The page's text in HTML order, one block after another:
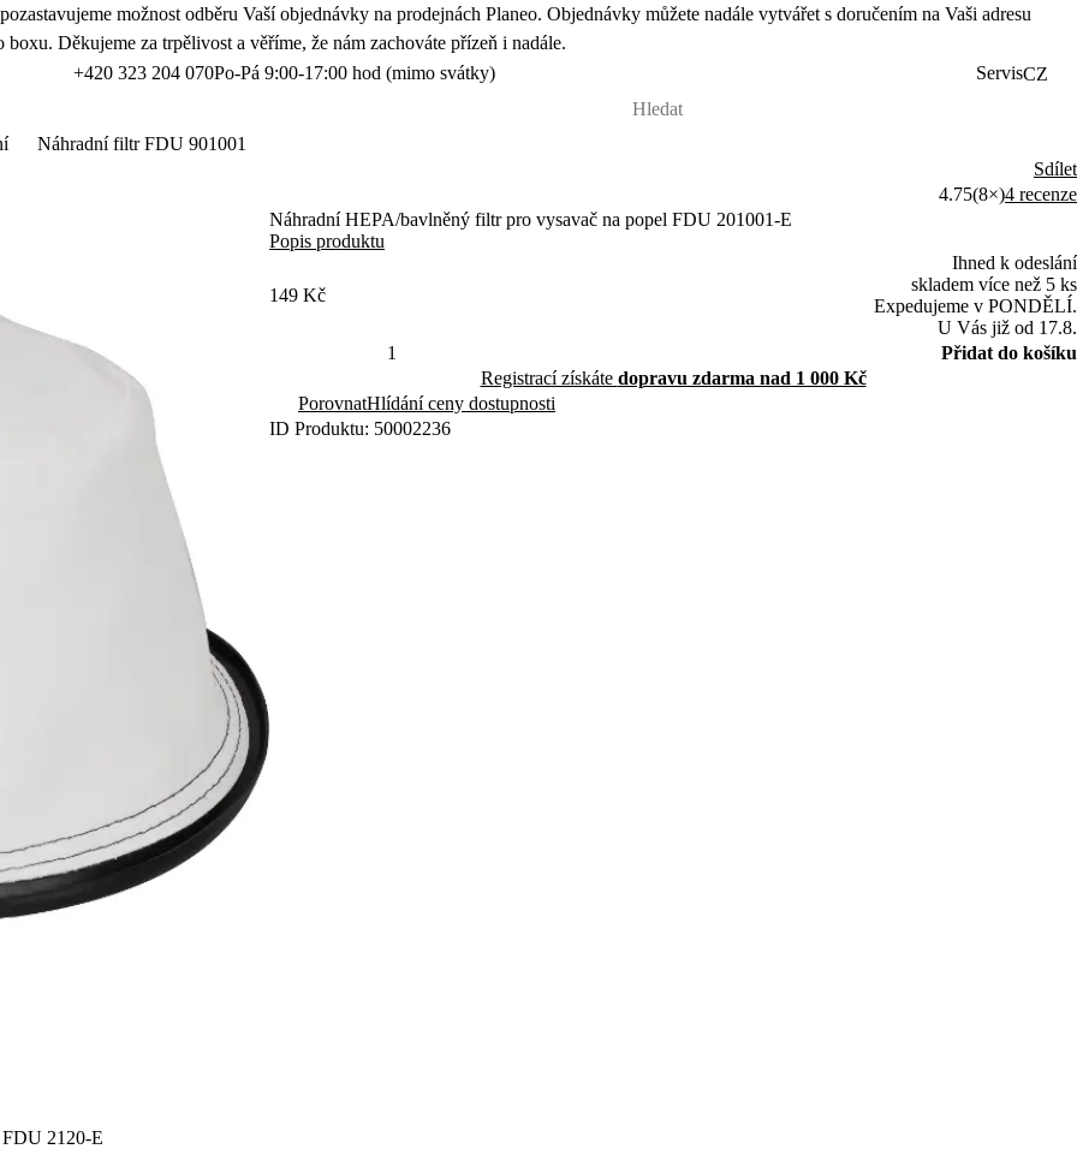
možnost odběru Vaší objednávky na prodejnách Planeo. Objednávky můžete nadále vytvářet s doručením na Vaši adresu
boxu. Děkujeme za trpělivost a věříme, že nám zachováte přízeň i nadále.
+420 323 204 070Po-Pá 9:00-17:00 hod (mimo svátky) ServisCZ
Náhradní filtr FDU 901001
Sdílet
4.75(8×)4 recenze
Náhradní HEPA/bavlněný filtr pro vysavač na popel FDU 201001-E
Popis produktu
149 Kč
Ihned k odeslání
skladem více než 5 ks
Expedujeme v PONDĚLÍ.
U Vás již od 17.8.
Přidat do košíku
Registrací získáte dopravu zdarma nad 1 000 Kč
PorovnatHlídání ceny dostupnosti
ID Produktu: 50002236
2120-E